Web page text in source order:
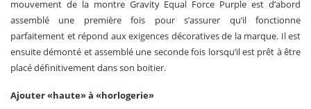
mouvement de la montre Gravity Equal Force Purple est d’abord
assemblé une première fois pour s’assurer qu’il fonctionne
parfaitement et répond aux exigences décoratives de la marque. Il est
ensuite démonté et assemblé une seconde fois lorsqu’il est prêt à être
placé définitivement dans son boitier.
Ajouter «haute» à «horlogerie»